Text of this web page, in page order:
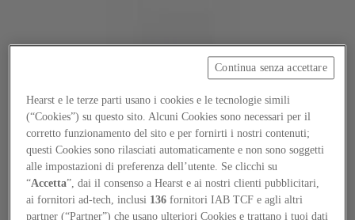
Contacts
EN
Log in
Home
Hearst e le terze parti usano i cookies e le tecnologie simili
(“Cookies”) su questo sito. Alcuni Cookies sono necessari per il
corretto funzionamento del sito e per fornirti i nostri contenuti;
questi Cookies sono rilasciati automaticamente e non sono soggetti
alle impostazioni di preferenza dell’utente. Se clicchi su
“Accetta”, dai il consenso a Hearst e ai nostri clienti pubblicitari,
ai fornitori ad-tech, inclusi 136 fornitori IAB TCF e agli altri
partner (“Partner”) che usano ulteriori Cookies e trattano i tuoi dati
Continua senza accettare